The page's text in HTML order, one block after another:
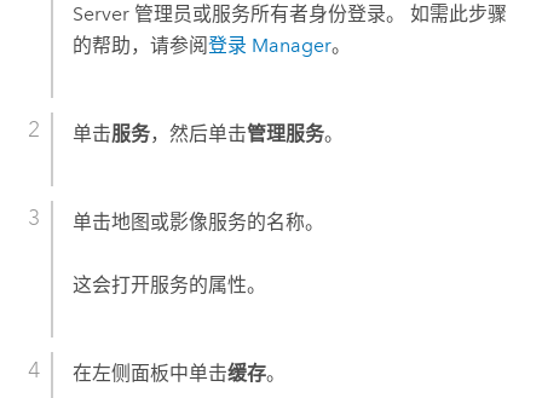
Server管理员或服务所有者身份登录。 如需此步骤
的帮助，请参阅登录 Manager。
单击服务，然后单击管理服务。
单击地图或影像服务的名称。
这会打开服务的属性。
在左侧面板中单击缓存。